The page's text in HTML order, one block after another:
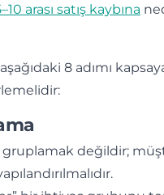
arası satış kaybına
8 adımı
gruplamak değildir;